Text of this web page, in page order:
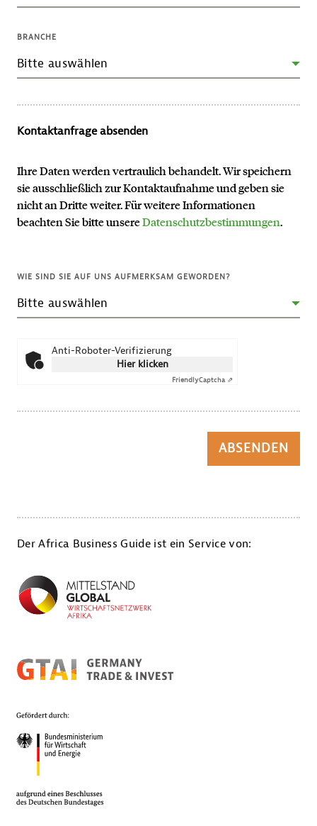
BRANCHE
Kontaktanfrage absenden
Ihre Daten werden vertraulich behandelt. Wir speichern
sie ausschließlich zur Kontaktaufnahme und geben sie
nicht an Dritte weiter. Für weitere Informationen
beachten Sie bitte unsereDatenschutzbestimmungen.
WIE SIND SIE AUF UNS AUFMERKSAM GEWORDEN?
Anti-Roboter-Verifizierung
Hier klicken
FriendlyCaptcha ⇗
ABSENDEN
Der Africa Business Guide ist ein Service von: